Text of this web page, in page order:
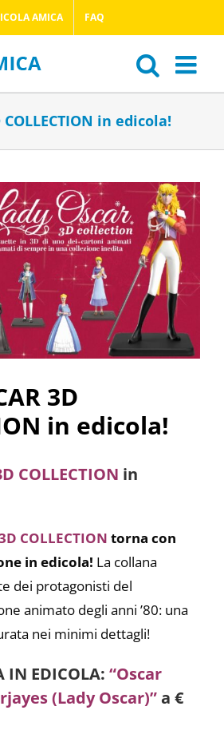
AMICA FAQ
COLLECTION in edicola!
3D
in edicola!
COLLECTION in
COLLECTION torna con
in edicola! La collana
dei protagonisti del
animato degli anni ’80: una
nei minimi dettagli!
IN EDICOLA: “Oscar
(Lady Oscar)”a €